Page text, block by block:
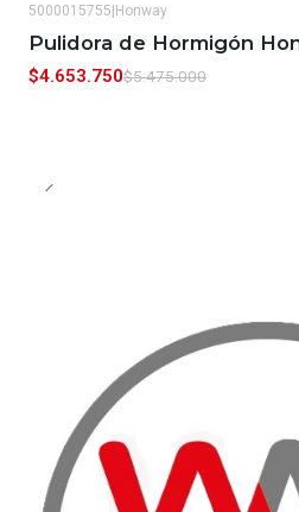
-15%
5000015755|Honway
Pulidora de Hormigón
$4.653.750$5.475.000